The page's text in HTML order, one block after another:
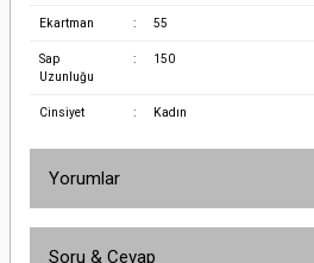
Ekartman : 55
Sap
Uzunluğu
: 150
Cinsiyet : Kadın
Yorumlar
Soru & Cevap